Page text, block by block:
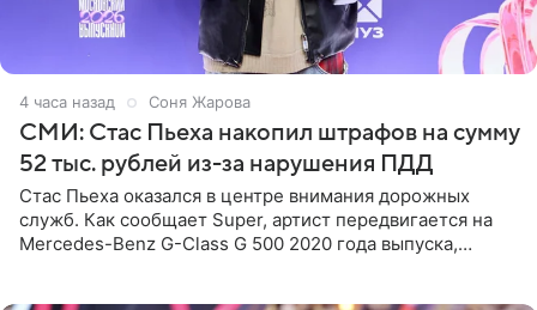
4 часа назад Соня Жарова
СМИ: Стас Пьеха накопил штрафов на сумму
52 тыс. рублей из-за нарушения ПДД
Стас Пьеха оказался в центре внимания дорожных
служб. Как сообщает Super, артист передвигается на
Mercedes-Benz G-Class G 500 2020 года выпуска,